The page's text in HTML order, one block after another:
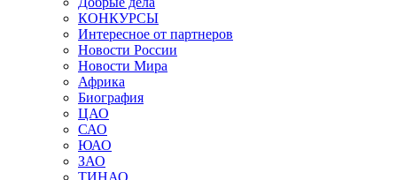
КОНКУРСЫ
Интересное от партнеров
Новости России
Новости Мира
Африка
Биография
ЦАО
САО
ЮАО
ЗАО
ТИНАО